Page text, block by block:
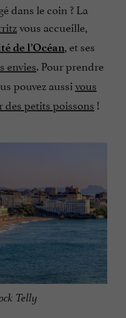
dans le coin ? La
vous accueille,
de l’Océan, et ses
envies. Pour prendre
pouvez aussivous
des petits poissons !
Telly